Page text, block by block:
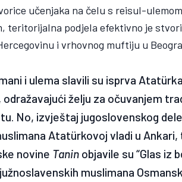
učenjaka na čelu s reisul-
teritorijalna podjela efektivno je
i vrhovnog muftiju u
i ulema slavili su isprva
želju za očuvanjem
No, izvještaj jugoslovenskog
Atatürkovoj vladi u
novine Tanin objavile su “Glas iz
muslimana